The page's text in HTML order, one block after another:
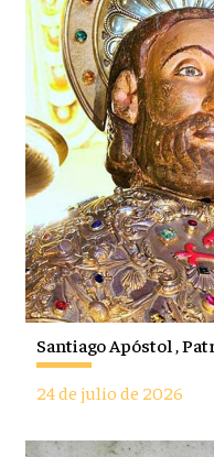
Santiago Apóstol ,
24 de julio de 2026